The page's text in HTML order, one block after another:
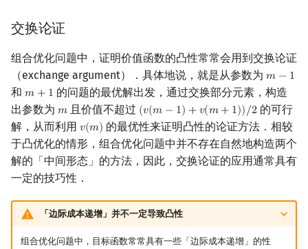
交换论证
组合优化问题中，证明价值函数的凸性常常会用到交换论证
（exchange argument）．具体地说，就是从参数为 𝑚 − 1
m −1
和 𝑚 + 1
m +1
的问题的最优解出发，通过交换部分元素，构造
出参数为 𝑚
m 且价值不超过 (𝑣(𝑚 − 1) +𝑣(𝑚+ 1))/2
(v(m−1) +v m +1))/ 2
的可行
解，从而利用 𝑣(𝑚)
v(m) 的最优性来证明凸性的论证方法．相较
于凸优化的情形，组合优化问题中并不存在自然地构造两个
解的「中间形态」的方法，因此，交换论证的应用通常具有
一定的技巧性．
「边际成本递增」并不一定导致凸性
组合优化问题中，目标函数常常具有一些「边际成本递增」的性